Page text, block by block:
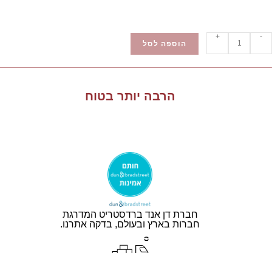
-
+
הוספה לסל
הרבה יותר בטוח
חברת דן אנד ברדסטריט המדרגת
חברות בארץ ובעולם, בדקה אתרנו.